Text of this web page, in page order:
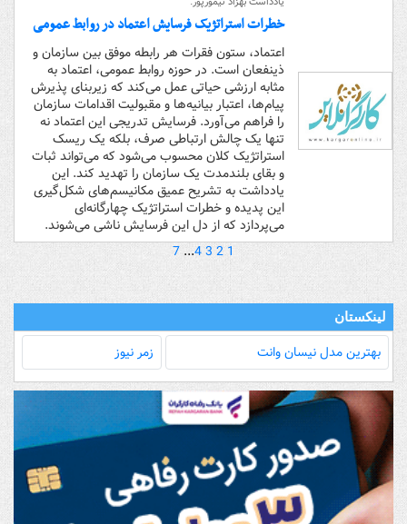
خطرات استراتژیک فرسایش اعتماد در روابط عمومی
اعتماد، ستون فقرات هر رابطه موفق بین سازمان و
ذینفعان است. در حوزه روابط عمومی، اعتماد به
مثابه ارزشی حیاتی عمل می‌کند که زیربنای پذیرش
پیام‌ها، اعتبار بیانیه‌ها و مقبولیت اقدامات سازمان
را فراهم می‌آورد. فرسایش تدریجی این اعتماد نه
تنها یک چالش ارتباطی صرف، بلکه یک ریسک
استراتژیک کلان محسوب می‌شود که می‌تواند ثبات
و بقای بلندمدت یک سازمان را تهدید کند. این
یادداشت به تشریح عمیق مکانیسم‌های شکل‌گیری
این پدیده و خطرات استراتژیک چهارگانه‌ای
می‌پردازد که از دل این فرسایش ناشی می‌شوند.
1
2
3
4
...
7
لینکستان
بهترین مدل‌ نیسان وانت زمر نیوز